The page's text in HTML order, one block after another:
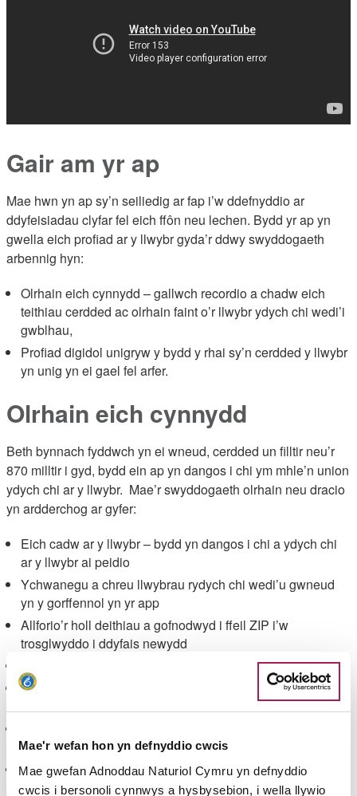
Mae'r wefan hon yn defnyddio cwcis
Mae gwefan Adnoddau Naturiol Cymru yn defnyddio
cwcis i bersonoli cynnwys a hysbysebion, i wella llywio
Gair am yr ap
Mae hwn yn ap sy’n seiliedig ar fap i’w ddefnyddio ar
ddyfeisiadau clyfar fel eich ffôn neu lechen. Bydd yr ap yn
gwella eich profiad ar y llwybr gyda’r ddwy swyddogaeth
arbennig hyn:
Olrhain eich cynnydd – gallwch recordio a chadw eich
teithiau cerdded ac olrhain faint o’r llwybr ydych chi wedi’i
gwblhau,
Profiad digidol unigryw y bydd y rhai sy’n cerdded y llwybr
yn unig yn ei gael fel arfer.
Olrhain eich cynnydd
Beth bynnach fyddwch yn ei wneud, cerdded un filltir neu’r
870 milltir i gyd, bydd ein ap yn dangos i chi ym mhle’n union
ydych chi ar y llwybr. Mae’r swyddogaeth olrhain neu dracio
yn ardderchog ar gyfer:
Eich cadw ar y llwybr – bydd yn dangos i chi a ydych chi
ar y llwybr ai peidio
Ychwanegu a chreu llwybrau rydych chi wedi’u gwneud
yn y gorffennol yn yr app
Allforio’r holl deithiau a gofnodwyd i ffeil ZIP i’w
trosglwyddo i ddyfais newydd
Cofnodi a chadw eich teithiau cerdded yn yr ap
Olrhain eich cynnydd fesul adran ac yn gyffredinol, ar hyd
grwydro ymhellach.
Dangos pwyntiau o ddiddordeb i chi ar neu ger y llwybr i
wneud y gorau o’ch amser ar yr arfordir.